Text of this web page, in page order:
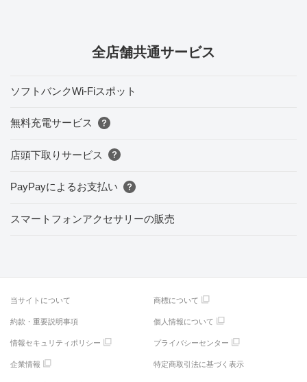
全店舗共通サービス
ソフトバンクWi-Fiスポット
無料充電サービス
店頭下取りサービス
PayPayによるお支払い
スマートフォンアクセサリーの販売
当サイトについて 商標について
約款・重要説明事項 個人情報について
情報セキュリティポリシー プライバシーセンター
企業情報 特定商取引法に基づく表示